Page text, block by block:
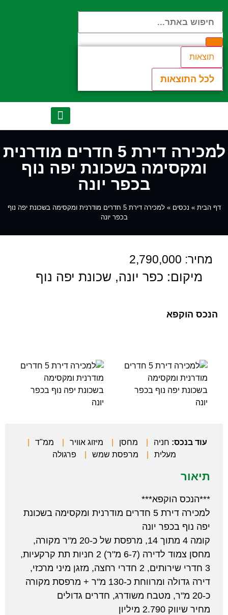
תוצאות
לכל התוצאות
למכירה דירת 5 חדרים מודרנית
ומקסימה בשכונת יפה נוף
בכפר יונה
דף הבית » נכסים »
למכירה דירת 5 חדרים מודרנית ומקסימה בשכונת יפה נוף
בכפר יונה
מחיר: 2,790,000
מיקום: כפר יונה, שכונת יפה נוף
הנכס הוקפא
עוד בנכס: חניה מחסן מיזוג אוויר ממ"ד
מעלית
מרפסת שמש פרגולה
תיאור
***הנכס הוקפא***
למכירה דירת 5 חדרים מודרנית ומקסימה בשכונת
יפה נוף בכפר יונה
קומה 4 מתוך 14, מרפסת של כ-20 מ"ר מקורה,
מחסן צמוד לדירה (6-7 מ"ר) 2 חניות תת קרקעיות,
3 חדרי שירותים, 2 חדרי רחצה, מזגן מיני מרכזי,
דירה גדולה ומרווחת כ-130 מ"ר + מרפסת מקורה
כ-20 מ"ר, מטבח משודרג, חדרים גדולים
מחיר שיווק 2.790 מיליון